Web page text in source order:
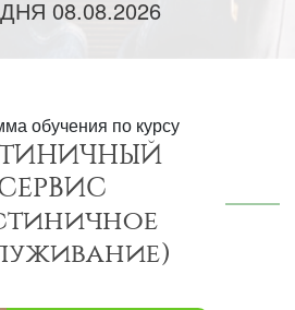
08.08.2026
обучения по курсу